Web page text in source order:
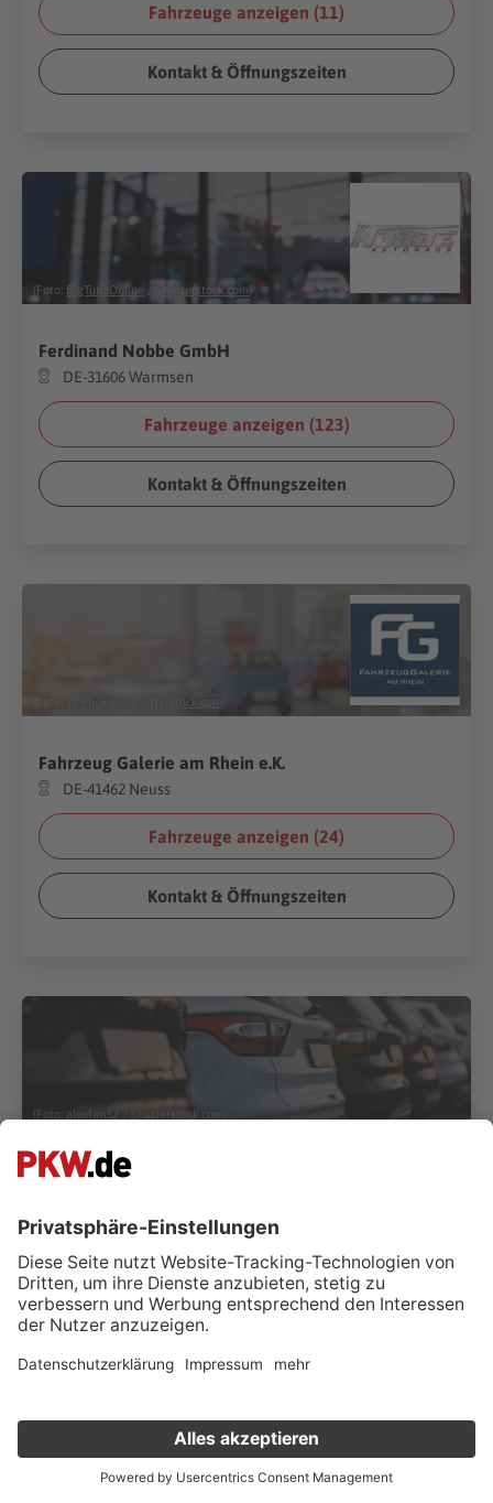
Fahrzeuge anzeigen (11)
Kontakt & Öffnungszeiten
(Foto: BigTunaOnline / Shutterstock.com)
Ferdinand Nobbe GmbH
DE-31606 Warmsen
Fahrzeuge anzeigen (123)
Kontakt & Öffnungszeiten
Shutterstock.com
Fahrzeug Galerie am Rhein e.K.
DE-41462 Neuss
Fahrzeuge anzeigen (24)
Kontakt & Öffnungszeiten
(Foto: alexfan32 Shutterstock.com
AVM Cars Performance GmbH
Kontakt & Öffnungszeiten
Verkauf deinen Gebrauchten online